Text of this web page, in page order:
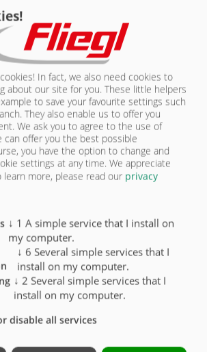
| ZPW 140
освещения /
Серийная
комплектация
12 В с 7-пол.
стеклом
X
освещения, 12 В,
O
(задние
белые
In fact, we also need cookies to
about our site for you. These little helpers
to save your favourite settings such
They also enable us to offer you
We ask you to agree to the use of
can offer you the best possible
you have the option to change and
settings at any time. We appreciate
learn more, please read our privacy
↓ 1 A simple service that I install on
my computer.
↓ 6 Several simple services that I
install on my computer.
↓ 2 Several simple services that I
install on my computer.
disable all services